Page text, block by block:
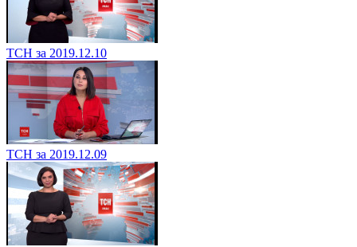
ТСН за 2019.12.10
ТСН за 2019.12.09